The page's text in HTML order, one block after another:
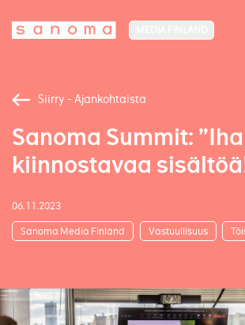
Siirry - Ajankohtaista
Sanoma Summit:
kiinnostavaa
06.11.2023
Sanoma Media Finland Vastuullisuus